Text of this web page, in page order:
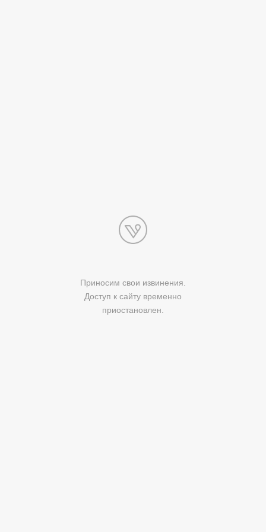
Приносим свои извинения.
Доступ к сайту временно
приостановлен.